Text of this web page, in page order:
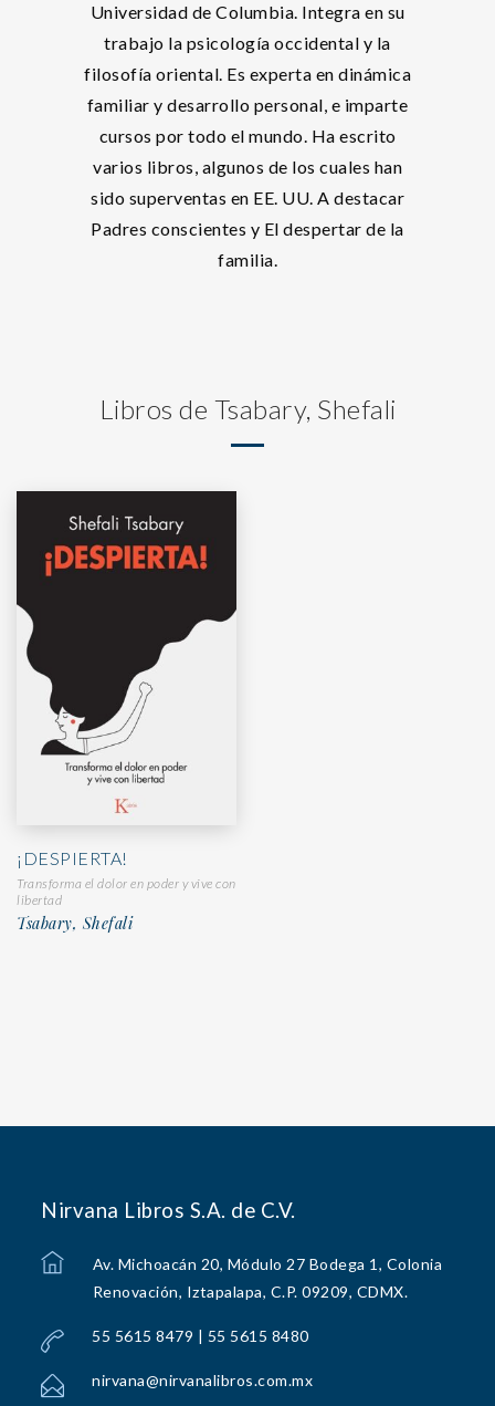
Universidad de Columbia. Integra en su
trabajo la psicología occidental y la
filosofía oriental. Es experta en dinámica
familiar y desarrollo personal, e imparte
cursos por todo el mundo. Ha escrito
varios libros, algunos de los cuales han
sido superventas en EE. UU. A destacar
Padres conscientes y El despertar de la
familia.
Libros de Tsabary, Shefali
¡DESPIERTA!
Transforma el dolor en poder y vive con
libertad
Tsabary, Shefali
Nirvana Libros S.A. de C.V.
Av. Michoacán 20, Módulo 27 Bodega 1, Colonia
Renovación, Iztapalapa, C.P. 09209, CDMX.
55 5615 8479 | 55 5615 8480
nirvana@nirvanalibros.com.mx